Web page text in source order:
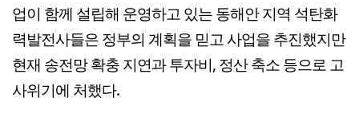
업이 함께 설립해 운영하고 있는 동해안 지역 석탄화
력발전사들은 정부의 계획을 믿고 사업을 추진했지만
현재 송전망 확충 지연과 투자비, 정산 축소 등으로 고
사위기에 처했다.